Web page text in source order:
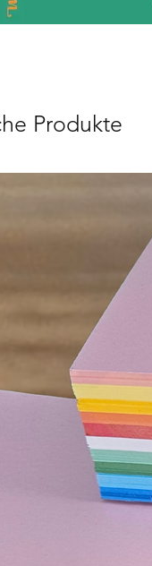
Produkte